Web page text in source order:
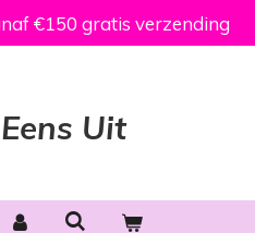
€150 gratis verzending
Uit